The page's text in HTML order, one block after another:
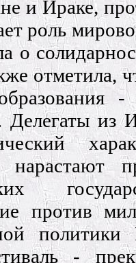
и Ираке,
роль
о
отметила,
из
нарастают
против
-